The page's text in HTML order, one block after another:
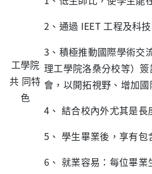
工學院
共 同特
色
2、通過 IEET 工程及科
3、積極推動國際學術交
理工學院洛桑分校等）
會，以開拓視野、增加國
4、 結合校內外尤其是
5、 學生畢業後，享有
6、 就業容易：每位畢